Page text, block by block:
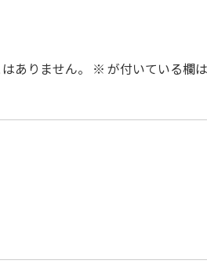
ありません。 ※ が付いている欄